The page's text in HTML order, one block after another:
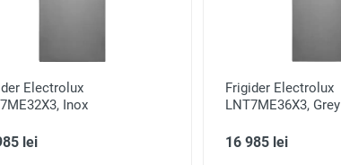
Electrolux
Inox
lei
Frigider Electrolux
LNT7ME36X3, Grey
16 985 lei